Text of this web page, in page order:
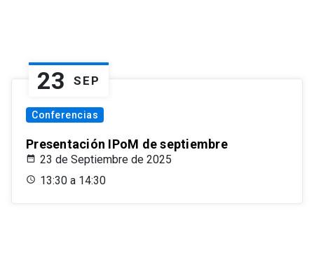
23 SEP
Conferencias
Presentación IPoM de septiembre
23 de Septiembre de 2025
13:30 a 14:30